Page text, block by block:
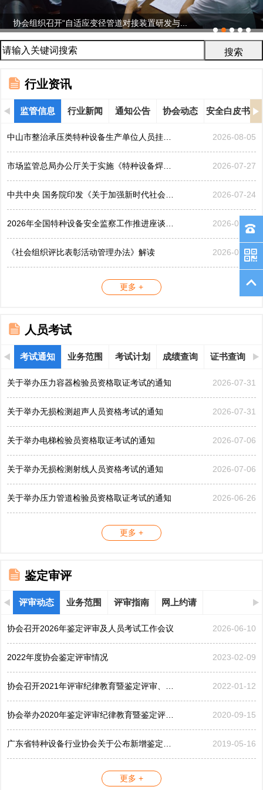
协会组织召开“自适应变径管道对接装置研发与...
行业资讯
监管信息 行业新闻 通知公告 协会动态 安全白皮书
中山市整治承压类特种设备生产单位人员挂靠、临时凑岗、... 2026-08-05
市场监管总局办公厅关于实施《特种设备焊接操作人员考核... 2026-07-27
中共中央 国务院印发《关于加强新时代社会工作的意见》 2026-07-24
2026年全国特种设备安全监察工作推进座谈会在黑龙江哈... 2026-07-21
《社会组织评比表彰活动管理办法》解读 2026-07-17
更多 +
人员考试
考试通知 业务范围 考试计划 成绩查询 证书查询
关于举办压力容器检验员资格取证考试的通知 2026-07-31
关于举办无损检测超声人员资格考试的通知 2026-07-31
关于举办电梯检验员资格取证考试的通知 2026-07-06
关于举办无损检测射线人员资格考试的通知 2026-07-06
关于举办压力管道检验员资格取证考试的通知 2026-06-26
更多 +
鉴定审评
评审动态 业务范围 评审指南 网上约请
协会召开2026年鉴定评审及人员考试工作会议 2026-06-10
2022年度协会鉴定评审情况 2023-02-09
协会召开2021年评审纪律教育暨鉴定评审、考评工作会议 2022-01-12
协会举办2020年鉴定评审纪律教育暨鉴定评审工作会议 2020-09-15
广东省特种设备行业协会关于公布新增鉴定评审员的公告... 2019-05-16
更多 +